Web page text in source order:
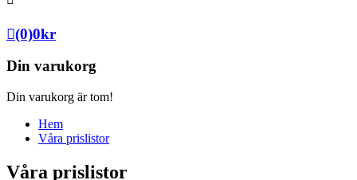
(0)0kr
Din varukorg
Din varukorg är tom!
Hem
Våra prislistor
Våra prislistor